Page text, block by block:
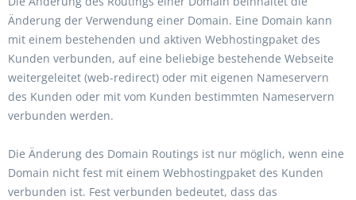
Änderung der Verwendung einer Domain. Eine Domain kann
mit einem bestehenden und aktiven Webhostingpaket des
Kunden verbunden, auf eine beliebige bestehende Webseite
weitergeleitet (web-redirect) oder mit eigenen Nameservern
des Kunden oder mit vom Kunden bestimmten Nameservern
verbunden werden.
Die Änderung des Domain Routings ist nur möglich, wenn eine
Domain nicht fest mit einem Webhostingpaket des Kunden
verbunden ist. Fest verbunden bedeutet, dass das